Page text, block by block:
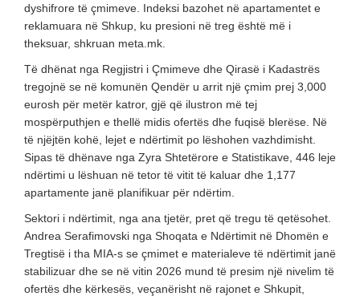
dyshifrore të çmimeve. Indeksi bazohet në apartamentet e
reklamuara në Shkup, ku presioni në treg është më i
theksuar, shkruan meta.mk.
Të dhënat nga Regjistri i Çmimeve dhe Qirasë i Kadastrës
tregojnë se në komunën Qendër u arrit një çmim prej 3,000
eurosh për metër katror, ​​gjë që ilustron më tej
mospërputhjen e thellë midis ofertës dhe fuqisë blerëse. Në
të njëjtën kohë, lejet e ndërtimit po lëshohen vazhdimisht.
Sipas të dhënave nga Zyra Shtetërore e Statistikave, 446 leje
ndërtimi u lëshuan në tetor të vitit të kaluar dhe 1,177
apartamente janë planifikuar për ndërtim.
Sektori i ndërtimit, nga ana tjetër, pret që tregu të qetësohet.
Andrea Serafimovski nga Shoqata e Ndërtimit në Dhomën e
Tregtisë i tha MIA-s se çmimet e materialeve të ndërtimit janë
stabilizuar dhe se në vitin 2026 mund të presim një nivelim të
ofertës dhe kërkesës, veçanërisht në rajonet e Shkupit,